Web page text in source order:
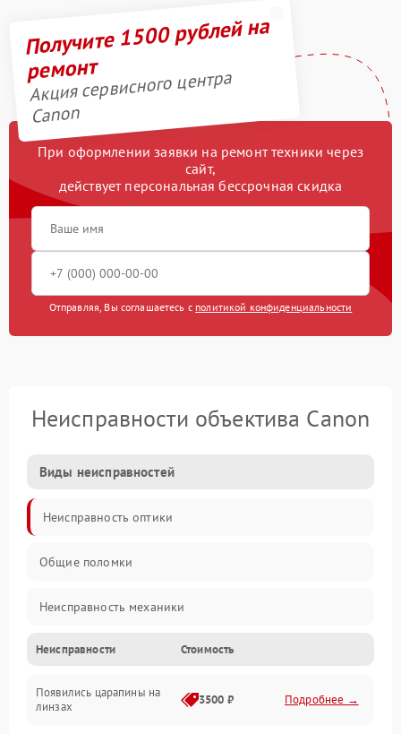
Получите 1500 рублей на
ремонт
Акция сервисного центра
Canon
При оформлении заявки на ремонт техники через
сайт,
действует персональная бессрочная скидка
Отправляя, Вы соглашаетесь с политикой конфиденциальности
Неисправности объектива Canon
Виды неисправностей
Неисправность оптики
Общие поломки
Неисправность механики
Неисправность электроники (если объектив с мотором/
Прочие неисправности
Неисправности Стоимость
Появились царапины на
линзах
3500 ₽ Подробнее →